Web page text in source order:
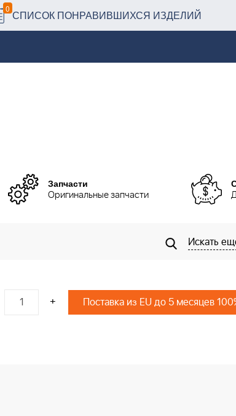
0 СПИСОК ПОНРАВИВШИХСЯ ИЗДЕЛИЙ
Запчасти
Оригинальные запчасти
Искать
+ Поставка из EU до 5 месяцев